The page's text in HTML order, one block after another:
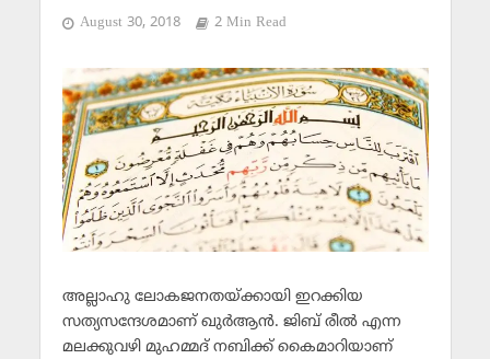
August 30, 2018 2 Min Read
അല്ലാഹു ലോകജനതയ്ക്കായി ഇറക്കിയ
സത്യസന്ദേശമാണ് ഖുര്‍ആന്‍. ജിബ് രീല്‍ എന്ന
മലക്കുവഴി മുഹമ്മദ് നബിക്ക് കൈമാറിയാണ്